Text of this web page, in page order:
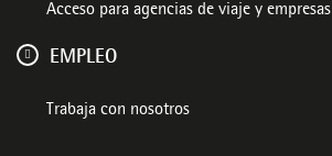
Acceso para agencias de viaje y empresas
EMPLEO
Trabaja con nosotros